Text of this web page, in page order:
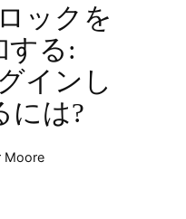
ックを
する:
インし
には?
Moore